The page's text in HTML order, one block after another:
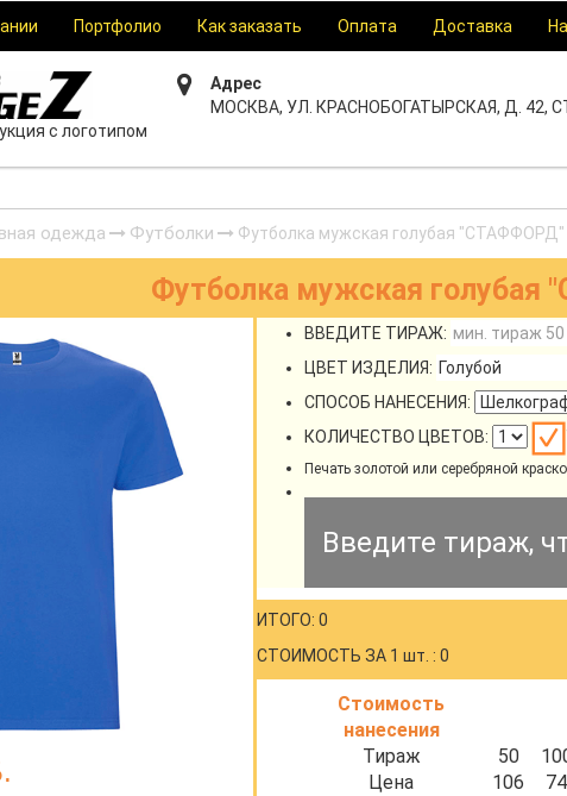
Портфолио Как заказать Оплата Доставка
с логотипом
Адрес
МОСКВА, УЛ. КРАСНОБОГАТЫРСКАЯ, Д. 42,
одежда Футболки Футболка мужская голубая "СТАФФОРД"
Футболка мужская голубая
ВВЕДИТЕ ТИРАЖ:
ЦВЕТ ИЗДЕЛИЯ:
СПОСОБ НАНЕСЕНИЯ:
КОЛИЧЕСТВО ЦВЕТОВ:
Печать золотой или серебряной
Введите тираж,
ИТОГО: 0
СТОИМОСТЬ ЗА 1 шт. : 0
Стоимость
нанесения
Тираж
50
Цена
106 74